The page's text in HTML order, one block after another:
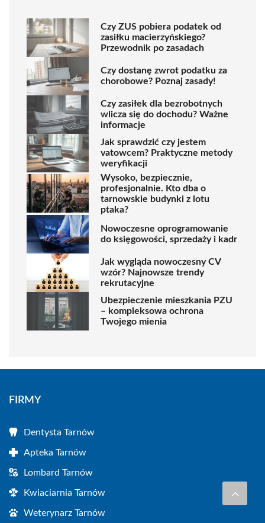
Czy ZUS pobiera podatek od
zasiłku macierzyńskiego?
Przewodnik po zasadach
Czy dostanę zwrot podatku za
chorobowe? Poznaj zasady!
Czy zasiłek dla bezrobotnych
wlicza się do dochodu? Ważne
informacje
Jak sprawdzić czy jestem
vatowcem? Praktyczne metody
weryfikacji
Wysoko, bezpiecznie,
profesjonalnie. Kto dba o
tarnowskie budynki z lotu
ptaka?
Nowoczesne oprogramowanie
do księgowości, sprzedaży i kadr
Jak wygląda nowoczesny CV
wzór? Najnowsze trendy
rekrutacyjne
Ubezpieczenie mieszkania PZU
– kompleksowa ochrona
Twojego mienia
FIRMY
Dentysta Tarnów
Apteka Tarnów
Lombard Tarnów
Kwiaciarnia Tarnów
Weterynarz Tarnów